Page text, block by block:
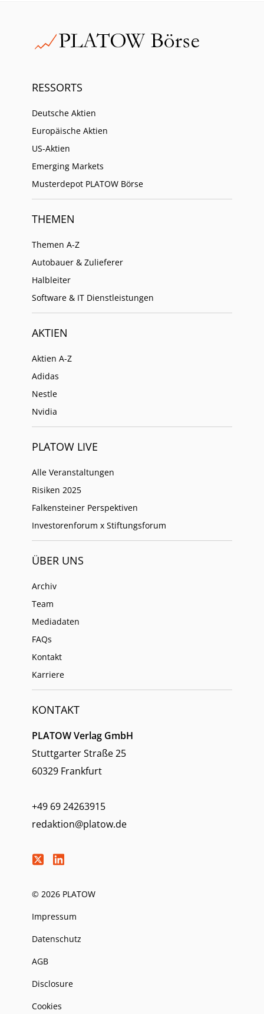
RESSORTS
Deutsche Aktien
Europäische Aktien
US-Aktien
Emerging Markets
Musterdepot PLATOW Börse
THEMEN
Themen A-Z
Autobauer & Zulieferer
Halbleiter
Software & IT Dienstleistungen
AKTIEN
Aktien A-Z
Adidas
Nestle
Nvidia
PLATOW LIVE
Alle Veranstaltungen
Risiken 2025
Falkensteiner Perspektiven
Investorenforum x Stiftungsforum
ÜBER UNS
Archiv
Team
Mediadaten
FAQs
Kontakt
Karriere
KONTAKT
PLATOW Verlag GmbH
Stuttgarter Straße 25
60329 Frankfurt
+49 69 24263915
redaktion@platow.de
© 2026 PLATOW
Impressum
Datenschutz
AGB
Disclosure
Cookies